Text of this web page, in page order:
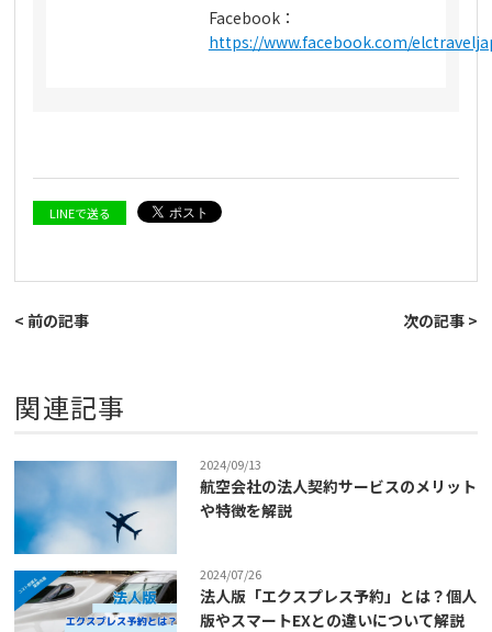
Facebook：
https://www.facebook.com/
LINEで送る
< 前の記事 次の記事 >
関連記事
2024/09/13
航空会社の法人契約サービスのメリット
や特徴を解説
2024/07/26
法人版「エクスプレス予約」とは？個人
版やスマートEXとの違いについて解説